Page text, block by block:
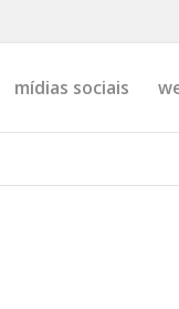
mídias sociais